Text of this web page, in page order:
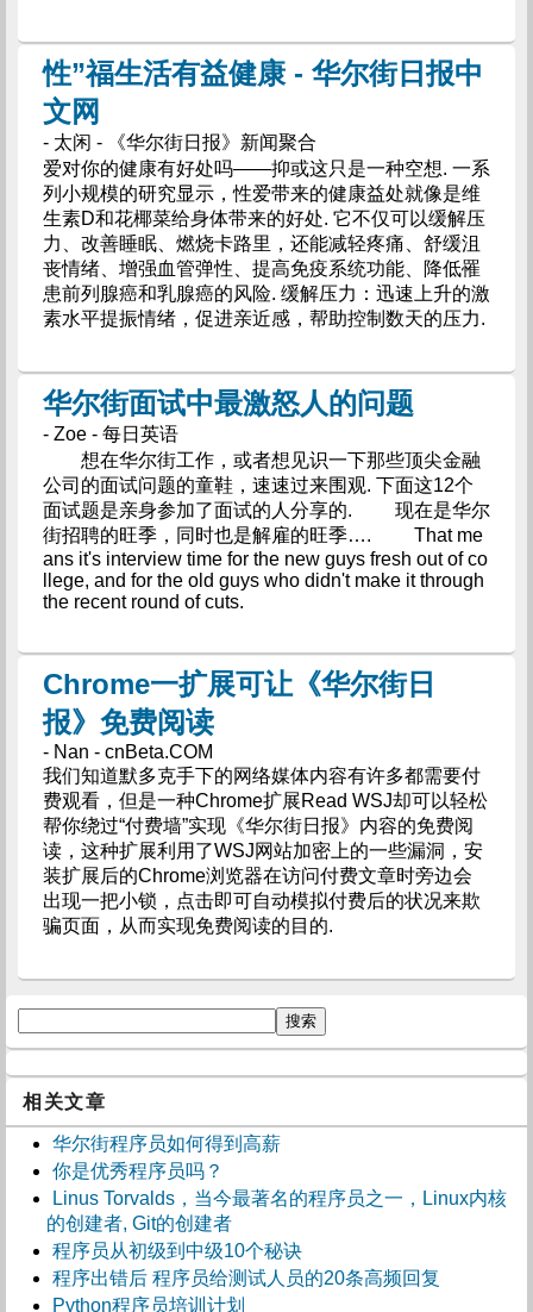
性”福生活有益健康 - 华尔街日报中
文网
- 太闲 - 《华尔街日报》新闻聚合
爱对你的健康有好处吗――抑或这只是一种空想. 一系
列小规模的研究显示，性爱带来的健康益处就像是维
生素D和花椰菜给身体带来的好处. 它不仅可以缓解压
力、改善睡眠、燃烧卡路里，还能减轻疼痛、舒缓沮
丧情绪、增强血管弹性、提高免疫系统功能、降低罹
患前列腺癌和乳腺癌的风险. 缓解压力：迅速上升的激
素水平提振情绪，促进亲近感，帮助控制数天的压力.
华尔街面试中最激怒人的问题
- Zoe - 每日英语
想在华尔街工作，或者想见识一下那些顶尖金融
公司的面试问题的童鞋，速速过来围观. 下面这12个
面试题是亲身参加了面试的人分享的. 现在是华尔
街招聘的旺季，同时也是解雇的旺季…. That me
ans it's interview time for the new guys fresh out of co
llege, and for the old guys who didn't make it through
the recent round of cuts.
Chrome一扩展可让《华尔街日
报》免费阅读
- Nan - cnBeta.COM
我们知道默多克手下的网络媒体内容有许多都需要付
费观看，但是一种Chrome扩展Read WSJ却可以轻松
帮你绕过“付费墙”实现《华尔街日报》内容的免费阅
读，这种扩展利用了WSJ网站加密上的一些漏洞，安
装扩展后的Chrome浏览器在访问付费文章时旁边会
出现一把小锁，点击即可自动模拟付费后的状况来欺
骗页面，从而实现免费阅读的目的.
相关文章
华尔街程序员如何得到高薪
你是优秀程序员吗？
Linus Torvalds，当今最著名的程序员之一，Linux内核
的创建者, Git的创建者
程序员从初级到中级10个秘诀
程序出错后 程序员给测试人员的20条高频回复
Python程序员培训计划